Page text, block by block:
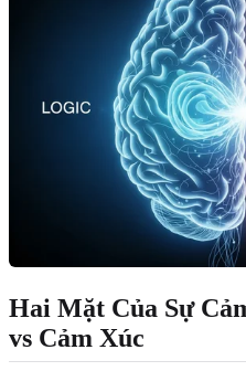
Hai Mặt Của Sự
vs Cảm Xúc